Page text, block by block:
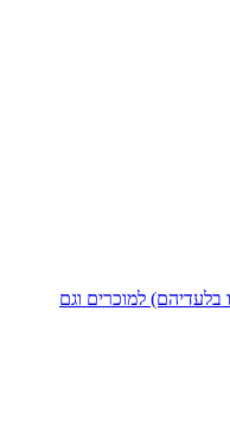
בלעדיהם) למוכרים וגם